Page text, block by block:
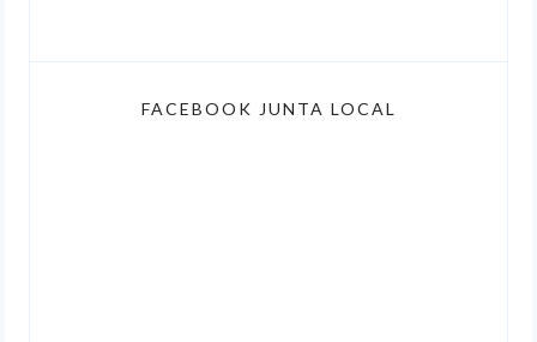
FACEBOOK JUNTA LOCAL